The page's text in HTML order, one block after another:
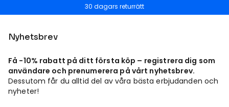
30 dagars returrätt
Nyhetsbrev
Få -10% rabatt på ditt första köp – registrera dig som
användare och prenumerera på vårt nyhetsbrev.
Dessutom får du alltid del av våra bästa erbjudanden och
nyheter!